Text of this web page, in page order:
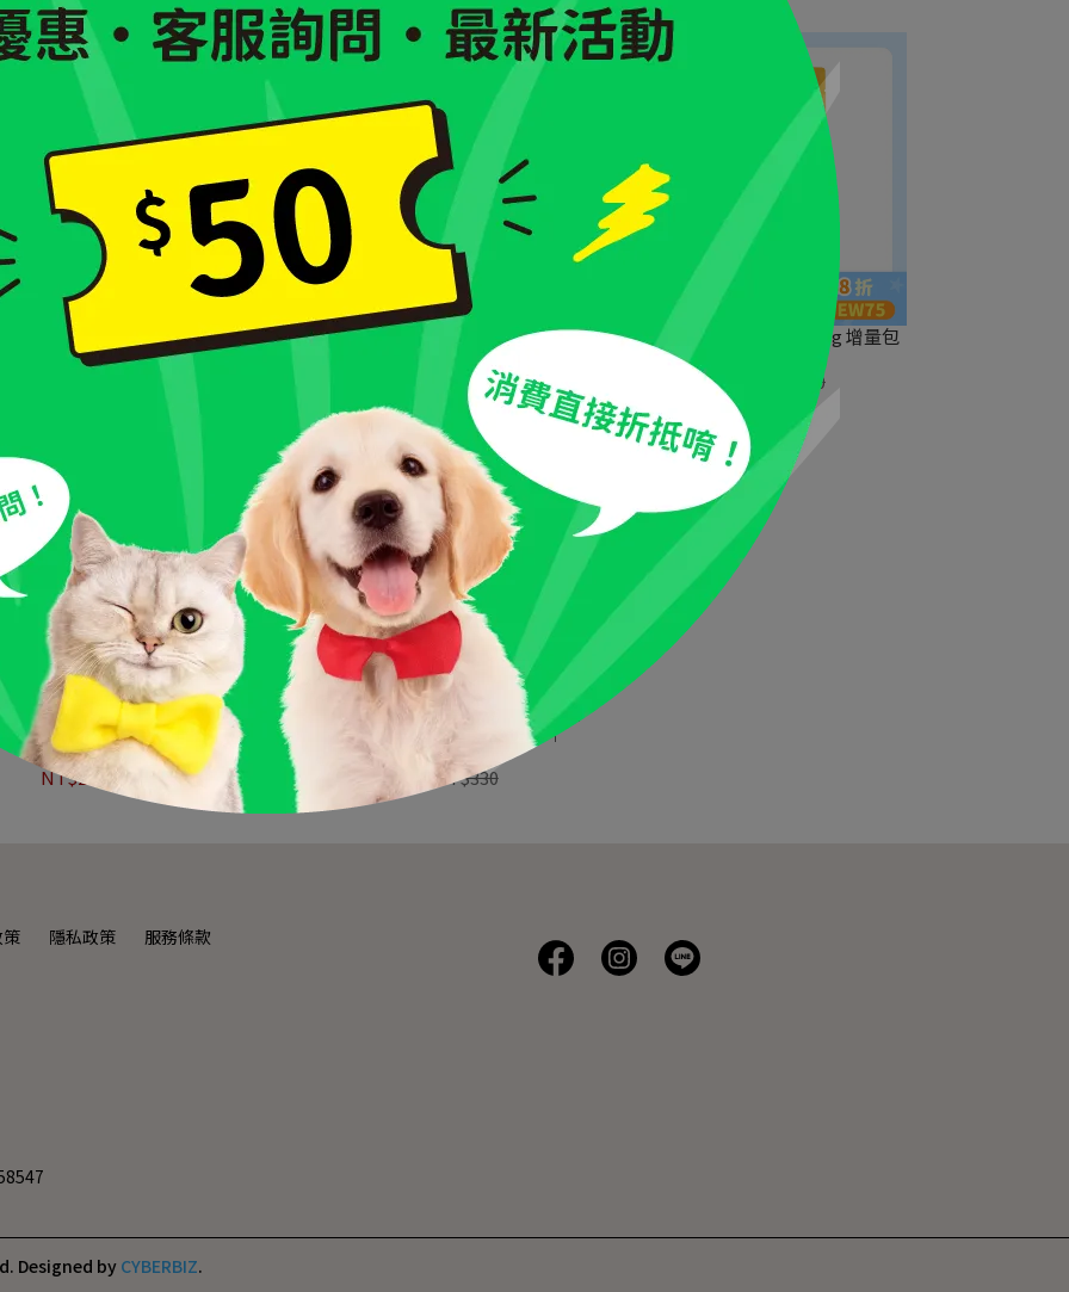
阿寶｜好塊肉系列｜易剝肉乾
NT$285
iPaw｜100%手作火雞肉甜甜圈｜
100g 增量包
NT$330
iPaw｜火雞筋軟肉條｜100g 增量包
NT$312
NT$350
100%手作火雞肉薯條｜100g
增量包
NT$209 NT$330
iPaw｜100%手作火雞肉麻花捲｜
110g 增量包
NT$209NT$330
隱私政策 服務條款
Designed by CYBERBIZ.